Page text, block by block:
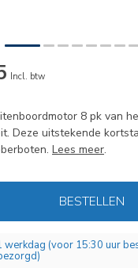
Incl. btw
8 pk van
Deze uitstekende
Lees meer.
BESTELLEN
werkdag (voor 15:30 uur